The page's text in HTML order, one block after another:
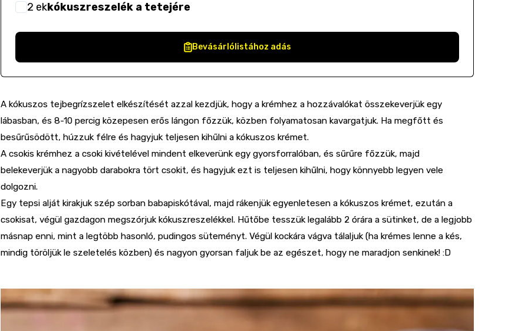
2 ekkókuszreszelék a tetejére
Bevásárlólistához adás
A kókuszos tejbegrízszelet elkészítését azzal kezdjük, hogy a krémhez a hozzávalókat összekeverjük egy
lábasban, és 8-10 percig közepesen erős lángon főzzük, közben folyamatosan kavargatjuk. Ha megfőtt és
besűrűsödött, húzzuk félre és hagyjuk teljesen kihűlni a kókuszos krémet.
A csokis krémhez a csoki kivételével mindent elkeverünk egy gyorsforralóban, és sűrűre főzzük, majd
belekeverjük a nagyobb darabokra tört csokit, és hagyjuk ezt is teljesen kihűlni, hogy könnyebb legyen vele
dolgozni.
Egy tepsi alját kirakjuk szép sorban babapiskótával, majd rákenjük egyenletesen a kókuszos krémet, ezután a
csokisat, végül gazdagon megszórjuk kókuszreszelékkel. Hűtőbe tesszük legalább 2 órára a sütinket, de a legjobb
másnap enni, mint a legtöbb hasonló, pudingos süteményt. Végül kockára vágva tálaljuk (ha krémes lenne a kés,
mindig töröljük le szeletelés közben) és nagyon gyorsan faljuk be az egészet, hogy ne maradjon senkinek! :D